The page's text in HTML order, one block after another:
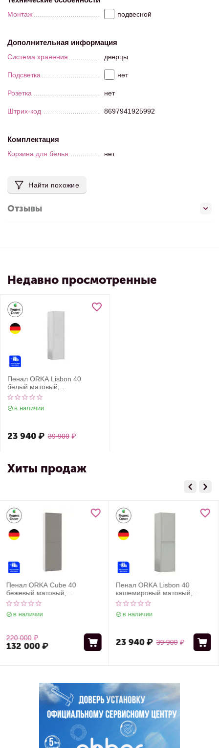
Монтаж подвесной
Дополнительная информация
Система хранения дверцы
Подсветка нет
Розетка нет
Штрих-код 8697941925992
Комплектация
Корзина для белья нет
Найти похожие
Отзывы
Недавно просмотренные
Пенал ORKA Lisbon 40
белый матовый,
универсальный
в наличии
39 900 ₽
23 940₽
Хиты продаж
Пенал ORKA Lisbon 40
кашемировый матовый,
универсальный
в наличии
₽
23 940
Пенал ORKA Lisbon 40
серый матовый,
универсальный
в наличии
39 900 ₽
23 940₽